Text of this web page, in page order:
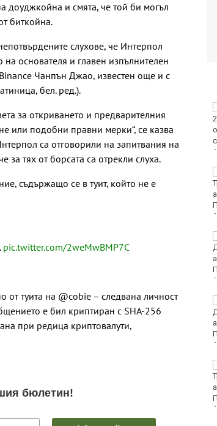
доуджкойна и смята, че той би могъл
биткойна.
слухове, че Интерпол
основателя и главен изпълнителен
Чанпън Джао, известен още и с
бел. ред.).
за откриването и предварителния
или подобни правни мерки“, се казва
са отговорили на запитвания на
тях от борсата са отрекли слуха.
съдържащо се в туит, който не е
pic.twitter.com/2weMwBMP7C
от туита на @cobie – следвана личност
е бил криптиран с SHA-256
при редица криптовалути,
Атлетик (Провадия) за
Аматьорската купа
децата:
3000 акта написа КАТ
Колоездачи от 26
държави се събират за
Европейското по
спускане на Витоша